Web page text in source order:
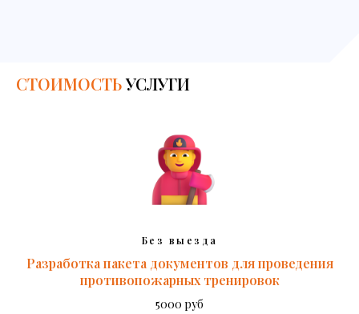
СТОИМОСТЬУСЛУГИ
Без выезда
Разработка пакета документов для проведения
противопожарных тренировок
5000 руб